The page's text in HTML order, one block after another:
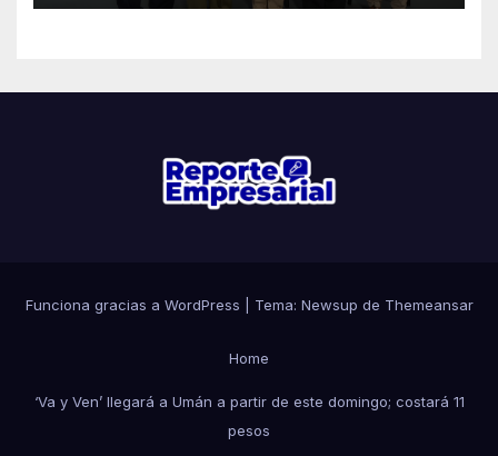
Funciona gracias a WordPress Tema: Newsup de Themeansar
Home
‘Va y Ven’ llegará a Umán a partir de este domingo; costará 11
pesos